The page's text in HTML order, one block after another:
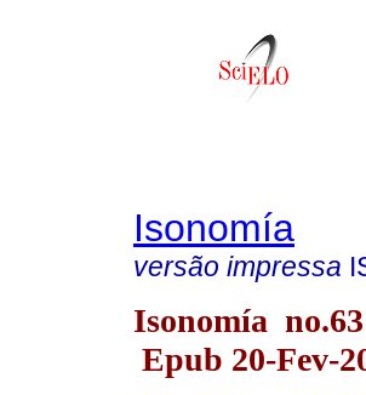
Isonomía
versão impressa
Isonomía
Epub 20-Fev-